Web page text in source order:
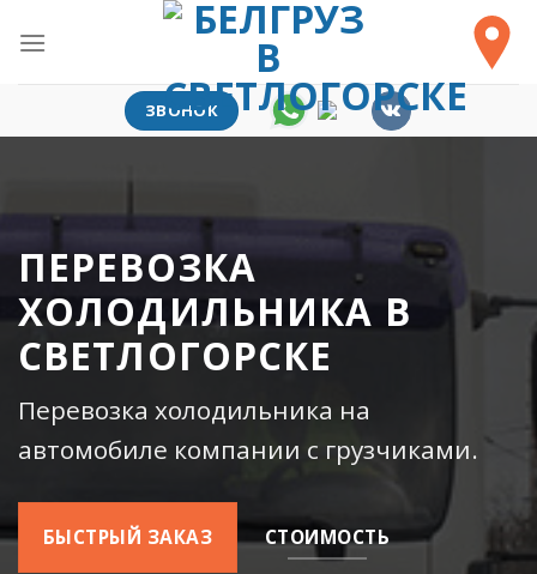
ЗВОНОК
ПЕРЕВОЗКА
ХОЛОДИЛЬНИКА В
СВЕТЛОГОРСКЕ
Перевозка холодильника на
автомобиле компании с грузчиками.
БЫСТРЫЙ ЗАКАЗ СТОИМОСТЬ